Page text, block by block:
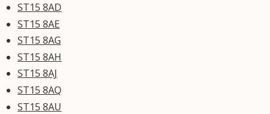
ST15 8AD
ST15 8AE
ST15 8AG
ST15 8AH
ST15 8AJ
ST15 8AQ
ST15 8AU